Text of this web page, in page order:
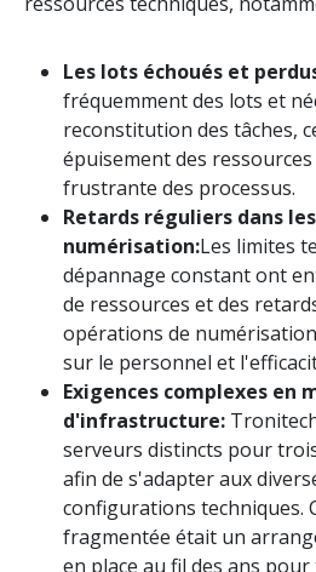
Les lots échoués et
fréquemment des lots et
reconstitution des tâches,
épuisement des
frustrante des processus.
Retards réguliers dans
numérisation:Les limites
dépannage constant ont
de ressources et des
opérations de
sur le personnel et
Exigences complexes en
d'infrastructure:
serveurs distincts pour
afin de s'adapter aux
configurations techniques.
fragmentée était un
en place au fil des ans